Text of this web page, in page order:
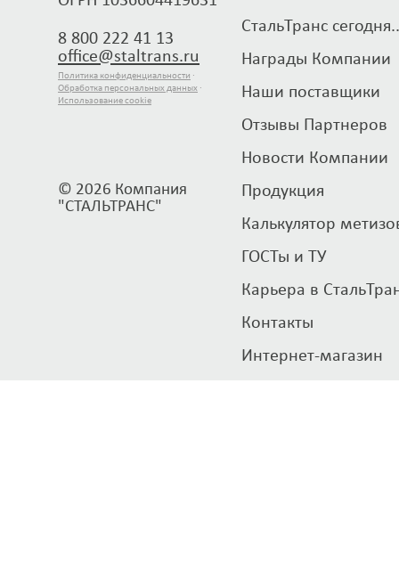
8 800 222 41 13
office@staltrans.ru
Политика конфиденциальности ·
Обработка персональных данных ·
Использование cookie
© 2026 Компания
"СТАЛЬТРАНС"
СтальТранс
Награды Компании
Наши поставщики
Отзывы Партнеров
Новости Компании
Продукция
Калькулятор
ГОСТы и ТУ
Карьера в
Контакты
Интернет-магазин